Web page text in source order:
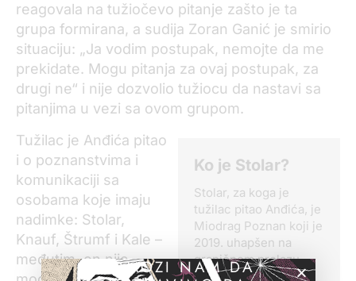
reagovala na tužiočevo pitanje zašto je ta
grupa formirana, a sudija Zoran Ganić je smirio
situaciju: „Ja vodim postupak, nemojte da me
prekidate. Mogu pitanja za ovaj postupak, za
drugi ne“ i nije dozvolio tužiocu da nastavi sa
pitanjima u vezi sa ovom grupom.
Ko je Stolar?
Stolar, za koga je
tužilac pitao Anđića, je
Miodrag Poznan koji je
2019. uhapšen na
graničnom prelazu
Preševo sa blizu 30
Tužilac je Anđića pitao
i o poznanstvima i
komunikaciji sa
osobama koje imaju
nadimke: Stolar,
Knauf, Štrumf i Kale –
međutim, on nijePOMOZI NAM DA